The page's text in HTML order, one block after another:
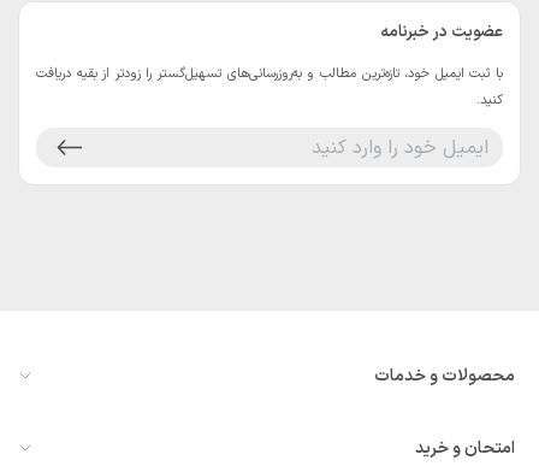
عضویت در خبرنامه
با ثبت ایمیل خود، تازه‌ترین مطالب و به‌روزرسانی‌های تسهیل‌گستر را زودتر از بقیه دریافت
کنید.
محصولات و خدمات
همه ماژول‌ها
امتحان و خرید